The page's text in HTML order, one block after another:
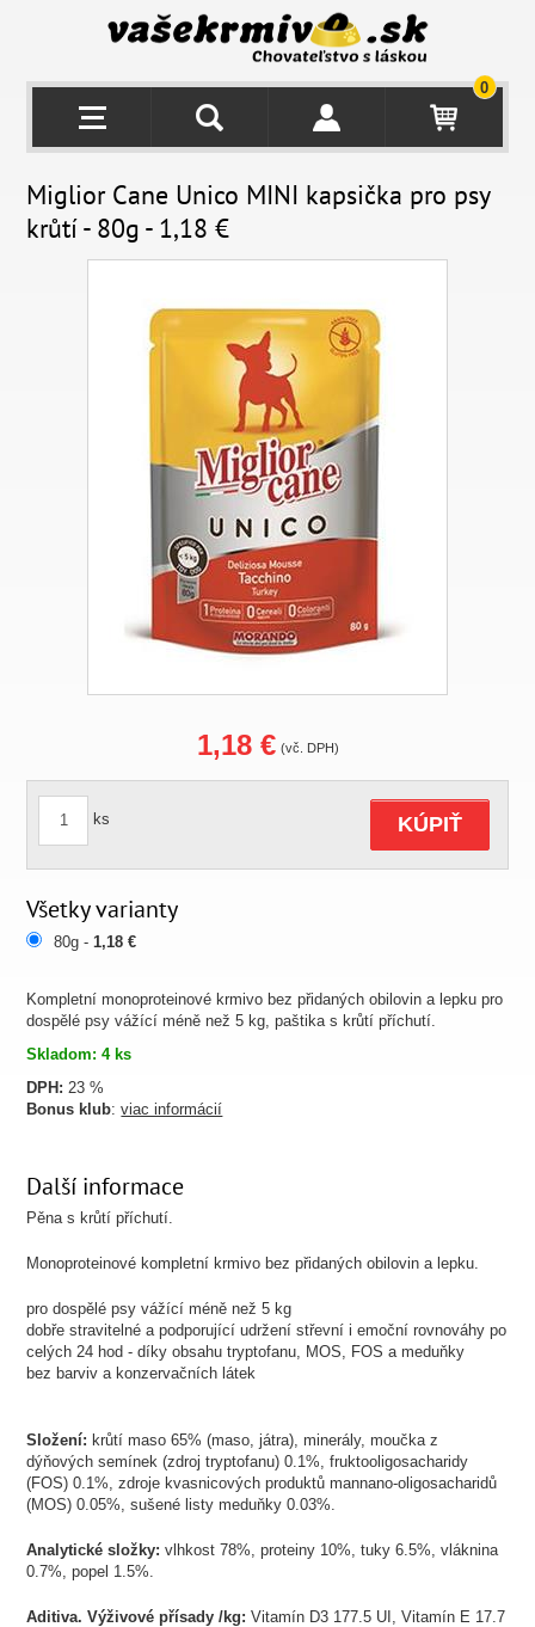
0
Miglior Cane Unico MINI kapsička pro psy
krůtí - 80g - 1,18 €
Kompletní monoproteinové krmivo bez přidaných obilovin a lepku pro
dospělé psy vážící méně než 5 kg, paštika s krůtí příchutí.
Skladom: 4 ks
DPH: 23 %
Bonus klub:viac informácií
1,18 € (vč. DPH)
ks KÚPIŤ
Všetky varianty
80g -1,18 €
Další informace
Pěna s krůtí příchutí.
Monoproteinové kompletní krmivo bez přidaných obilovin a lepku.
pro dospělé psy vážící méně než 5 kg
dobře stravitelné a podporující udržení střevní i emoční rovnováhy po
celých 24 hod - díky obsahu tryptofanu, MOS, FOS a meduňky
bez barviv a konzervačních látek
Složení: krůtí maso 65% (maso, játra), minerály, moučka z
dýňových semínek (zdroj tryptofanu) 0.1%, fruktooligosacharidy
(FOS) 0.1%, zdroje kvasnicových produktů mannano-oligosacharidů
(MOS) 0.05%, sušené listy meduňky 0.03%.
Analytické složky:vlhkost 78%, proteiny 10%, tuky 6.5%, vláknina
0.7%, popel 1.5%.
Aditiva. Výživové přísady /kg: Vitamín D3 177.5 UI, Vitamín E 17.7